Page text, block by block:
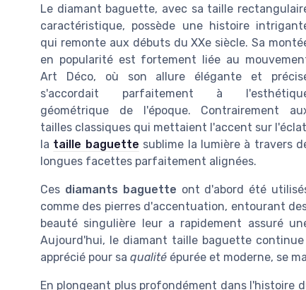
Le diamant baguette, avec sa taille
caractéristique, possède une histoire
qui remonte aux débuts du XXe siècle. Sa
en popularité est fortement liée au
Art Déco, où son allure élégante et
s'accordait parfaitement à
géométrique de l'époque. Contrairement
tailles classiques qui mettaient l'accent sur
la taille baguette sublime la lumière à travers
longues facettes parfaitement alignées.
Ces diamants baguette ont d'abord été
comme des pierres d'accentuation, entourant
beauté singulière leur a rapidement assuré
Aujourd'hui, le diamant taille baguette
apprécié pour sa qualité épurée et moderne, se
En plongeant plus profondément dans l'histoire